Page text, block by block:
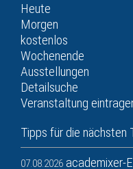
Heute
Morgen
kostenlos
Wochenende
Ausstellungen
Detailsuche
Veranstaltung
Tipps für die nächsten
07.08.2026 academixer-